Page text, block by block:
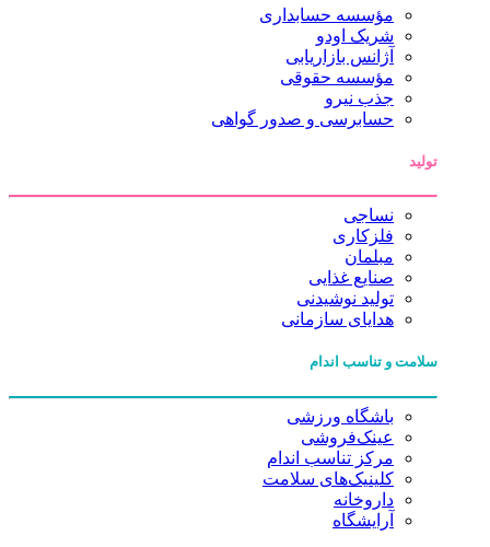
مؤسسه حسابداری
شریک اودو
آژانس بازاریابی
مؤسسه حقوقی
جذب نیرو
حسابرسی و صدور گواهی
تولید
نساجی
فلزکاری
مبلمان
صنایع غذایی
تولید نوشیدنی
هدایای سازمانی
سلامت و تناسب اندام
باشگاه ورزشی
عینک‌فروشی
مرکز تناسب اندام
کلینیک‌های سلامت
داروخانه
آرایشگاه